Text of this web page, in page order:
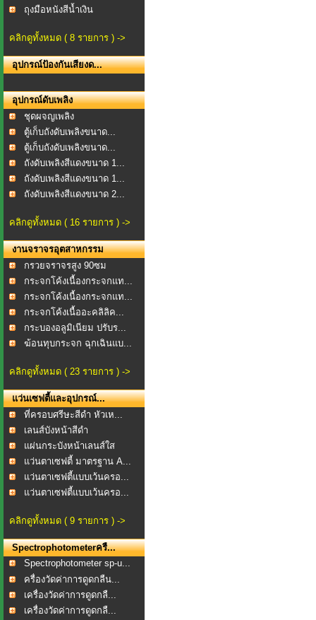
ถุงมือหนังสีน้ำเงิน
คลิกดูทั้งหมด ( 8 รายการ ) ->
อุปกรณ์ป้องกันเสียงด...
อุปกรณ์ดับเพลิง
ชุดผจญเพลิง
ตู้เก็บถังดับเพลิงขนาด...
ตู้เก็บถังดับเพลิงขนาด...
ถังดับเพลิงสีแดงขนาด 1...
ถังดับเพลิงสีแดงขนาด 1...
ถังดับเพลิงสีแดงขนาด 2...
คลิกดูทั้งหมด ( 16 รายการ ) ->
งานจราจรอุตสาหกรรม
กรวยจราจรสูง 90ซม
กระจกโค้งเนื้องกระจกแท...
กระจกโค้งเนื้องกระจกแท...
กระจกโค้งเนื้ออะคลิลิค...
กระบองอลูมิเนียม ปรับร...
ฆ้อนทุบกระจก ฉุกเฉินแบ...
คลิกดูทั้งหมด ( 23 รายการ ) ->
แว่นเซฟตี้และอุปกรณ์...
ที่ครอบศรีษะสีดำ หัวเห...
เลนส์บังหน้าสีดำ
แผ่นกระบังหน้าเลนส์ใส
แว่นตาเซฟตี้ มาตรฐาน A...
แว่นตาเซฟตี้แบบเว้นครอ...
แว่นตาเซฟตี้แบบเว้นครอ...
คลิกดูทั้งหมด ( 9 รายการ ) ->
Spectrophotometerครื...
Spectrophotometer sp-u...
ครื่องวัดค่าการดูดกลืน...
เครื่องวัดค่าการดูดกลื...
เครื่องวัดค่าการดูดกลื...